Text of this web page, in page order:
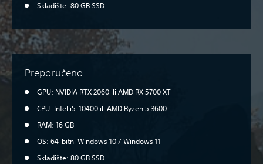
Skladište: 80 GB SSD
Preporučeno
GPU: NVIDIA RTX 2060 ili AMD RX 5700 XT
CPU: Intel i5-10400 ili AMD Ryzen 5 3600
RAM: 16 GB
OS: 64-bitni Windows 10 / Windows 11
Skladište: 80 GB SSD